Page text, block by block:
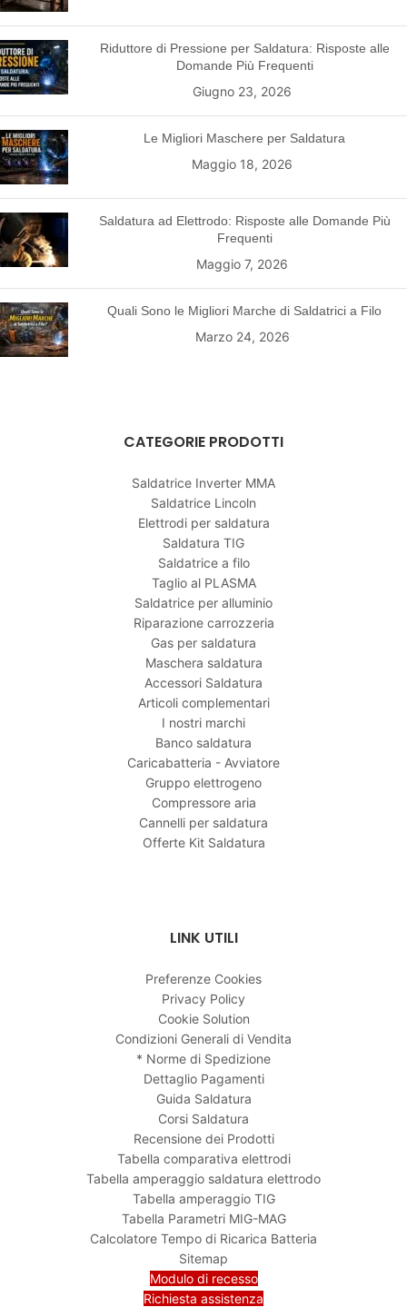
Riduttore di Pressione per Saldatura: Risposte alle
Domande Più Frequenti
Giugno 23, 2026
Le Migliori Maschere per Saldatura
Maggio 18, 2026
Saldatura ad Elettrodo: Risposte alle Domande Più
Frequenti
Maggio 7, 2026
Quali Sono le Migliori Marche di Saldatrici a Filo
Marzo 24, 2026
CATEGORIE PRODOTTI
Saldatrice Inverter MMA
Saldatrice Lincoln
Elettrodi per saldatura
Saldatura TIG
Saldatrice a filo
Taglio al PLASMA
Saldatrice per alluminio
Riparazione carrozzeria
Gas per saldatura
Maschera saldatura
Accessori Saldatura
Articoli complementari
I nostri marchi
Banco saldatura
Caricabatteria - Avviatore
Gruppo elettrogeno
Compressore aria
Cannelli per saldatura
Offerte Kit Saldatura
LINK UTILI
Preferenze Cookies
Privacy Policy
Cookie Solution
Condizioni Generali di Vendita
* Norme di Spedizione
Dettaglio Pagamenti
Guida Saldatura
Corsi Saldatura
Recensione dei Prodotti
Tabella comparativa elettrodi
Tabella amperaggio saldatura elettrodo
Tabella amperaggio TIG
Tabella Parametri MIG-MAG
Calcolatore Tempo di Ricarica Batteria
Sitemap
Modulo di recesso
Richiesta assistenza